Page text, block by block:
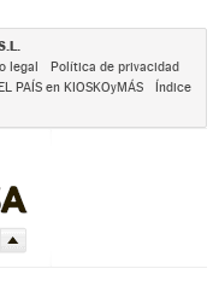
legal
Política de privacidad
PAÍS en KIOSKOyMÁS
Índice